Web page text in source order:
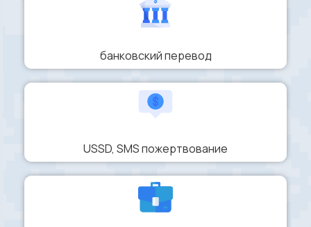
банковский перевод
USSD, SMS пожертвование